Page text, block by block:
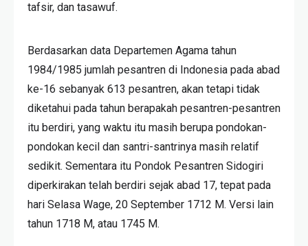
tafsir, dan tasawuf.
Berdasarkan data Departemen Agama tahun
1984/1985 jumlah pesantren di Indonesia pada abad
ke-16 sebanyak 613 pesantren, akan tetapi tidak
diketahui pada tahun berapakah pesantren-pesantren
itu berdiri, yang waktu itu masih berupa pondokan-
pondokan kecil dan santri-santrinya masih relatif
sedikit. Sementara itu Pondok Pesantren Sidogiri
diperkirakan telah berdiri sejak abad 17, tepat pada
hari Selasa Wage, 20 September 1712 M. Versi lain
tahun 1718 M, atau 1745 M.